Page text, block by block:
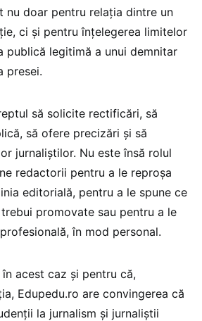
nu doar pentru relația dintre un
ci și pentru înțelegerea limitelor
publică legitimă a unui demnitar
presei.
să solicite rectificări, să
să ofere precizări și să
jurnaliștilor. Nu este însă rolul
redactorii pentru a le reproșa
editorială, pentru a le spune ce
trebui promovate sau pentru a le
în mod personal.
acest caz și pentru că,
Edupedu.ro are convingerea că
la jurnalism și jurnaliștii